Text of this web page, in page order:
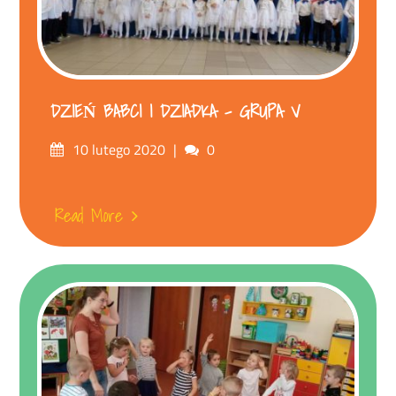
DZIEŃ BABCI I DZIADKA – GRUPA V
Posted10 lutego 2020 Comments
0
Read More